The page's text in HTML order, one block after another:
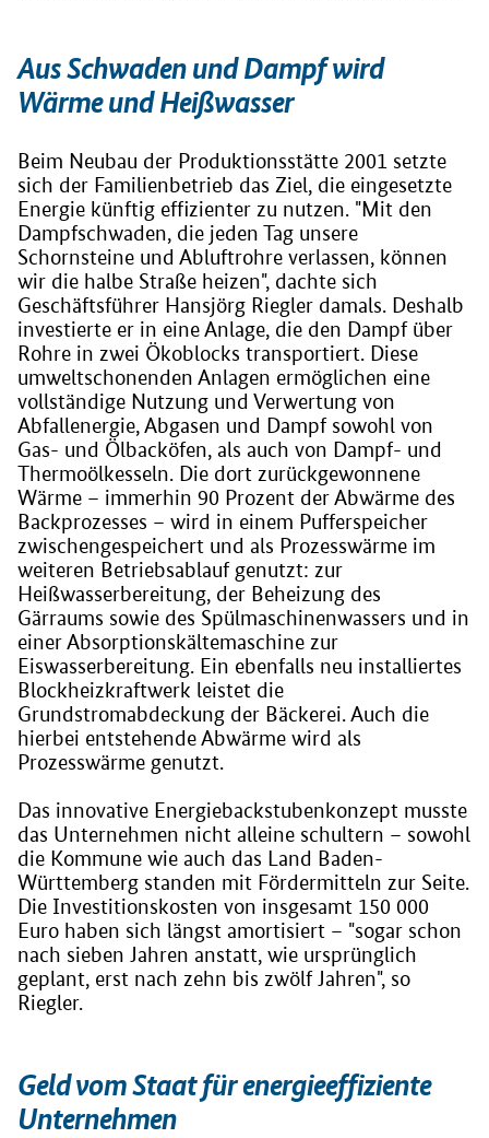
Aus Schwaden und Dampf wird
Wärme und Heißwasser
Beim Neubau der Produktionsstätte 2001 setzte
sich der Familienbetrieb das Ziel, die eingesetzte
Energie künftig effizienter zu nutzen. "Mit den
Dampfschwaden, die jeden Tag unsere
Schornsteine und Abluftrohre verlassen, können
wir die halbe Straße heizen", dachte sich
Geschäftsführer Hansjörg Riegler damals. Deshalb
investierte er in eine Anlage, die den Dampf über
Rohre in zwei Ökoblocks transportiert. Diese
umweltschonenden Anlagen ermöglichen eine
vollständige Nutzung und Verwertung von
Abfallenergie, Abgasen und Dampf sowohl von
Gas- und Ölbacköfen, als auch von Dampf- und
Thermoölkesseln. Die dort zurückgewonnene
Wärme – immerhin 90 Prozent der Abwärme des
Backprozesses – wird in einem Pufferspeicher
zwischengespeichert und als Prozesswärme im
weiteren Betriebsablauf genutzt: zur
Heißwasserbereitung, der Beheizung des
Gärraums sowie des Spülmaschinenwassers und in
einer Absorptionskältemaschine zur
Eiswasserbereitung. Ein ebenfalls neu installiertes
Blockheizkraftwerk leistet die
Grundstromabdeckung der Bäckerei. Auch die
hierbei entstehende Abwärme wird als
Prozesswärme genutzt.
Das innovative Energiebackstubenkonzept musste
das Unternehmen nicht alleine schultern – sowohl
die Kommune wie auch das Land Baden-
Württemberg standen mit Fördermitteln zur Seite.
Die Investitionskosten von insgesamt 150 000
Euro haben sich längst amortisiert – "sogar schon
nach sieben Jahren anstatt, wie ursprünglich
geplant, erst nach zehn bis zwölf Jahren", so
Riegler.
Geld vom Staat für energieeffiziente
Unternehmen